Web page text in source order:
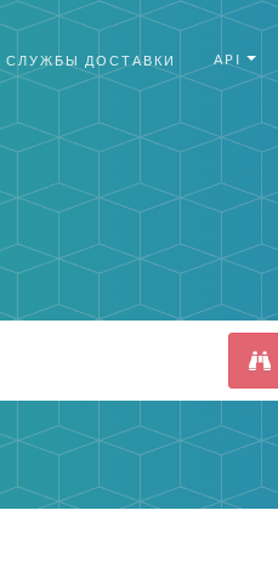
СЛУЖБЫ ДОСТАВКИ API